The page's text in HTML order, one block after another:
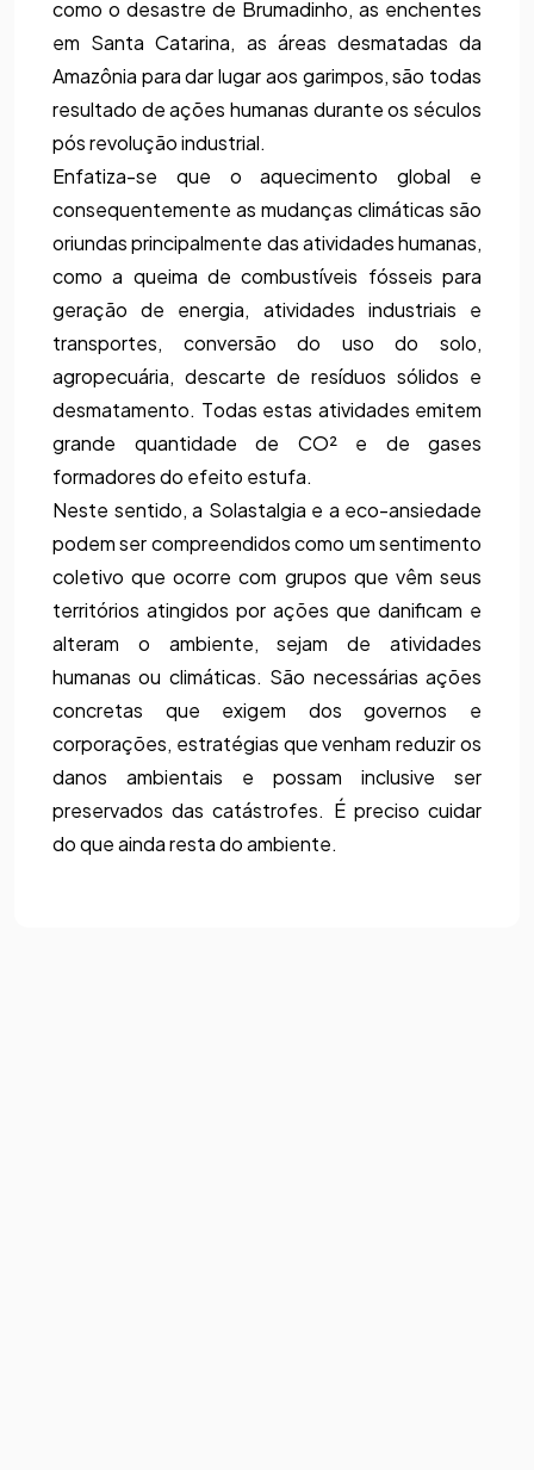
como o desastre de Brumadinho, as enchentes
em Santa Catarina, as áreas desmatadas da
Amazônia para dar lugar aos garimpos, são todas
resultado de ações humanas durante os séculos
pós revolução industrial.
Enfatiza-se que o aquecimento global e
consequentemente as mudanças climáticas são
oriundas principalmente das atividades humanas,
como a queima de combustíveis fósseis para
geração de energia, atividades industriais e
transportes, conversão do uso do solo,
agropecuária, descarte de resíduos sólidos e
desmatamento. Todas estas atividades emitem
grande quantidade de CO² e de gases
formadores do efeito estufa.
Neste sentido, a Solastalgia e a eco-ansiedade
podem ser compreendidos como um sentimento
coletivo que ocorre com grupos que vêm seus
territórios atingidos por ações que danificam e
alteram o ambiente, sejam de atividades
humanas ou climáticas. São necessárias ações
concretas que exigem dos governos e
corporações, estratégias que venham reduzir os
danos ambientais e possam inclusive ser
preservados das catástrofes. É preciso cuidar
do que ainda resta do ambiente.